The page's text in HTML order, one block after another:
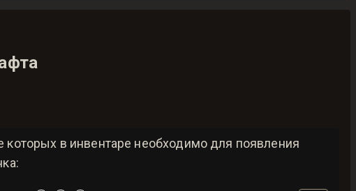
в инвентаре необходимо для появления